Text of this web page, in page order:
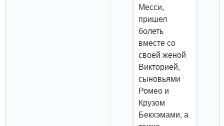
Месси,
пришел
болеть
вместе со
своей женой
Викторией,
сыновьями
Ромео и
Крузом
Бекхэмами, а